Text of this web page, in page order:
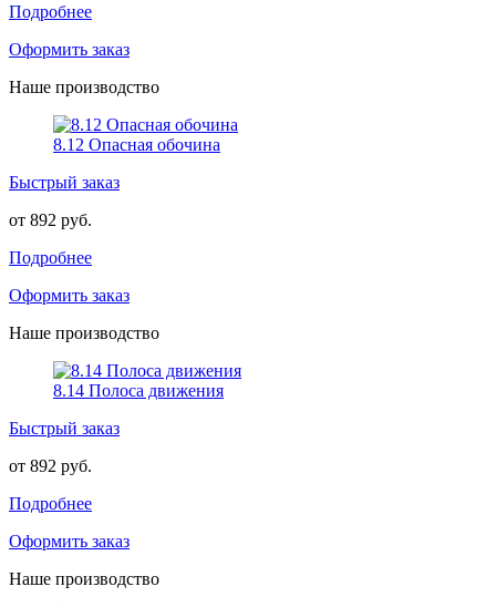
Подробнее
Оформить заказ
Наше производство
8.12 Опасная обочина
Быстрый заказ
от 892 руб.
Подробнее
Оформить заказ
Наше производство
8.14 Полоса движения
Быстрый заказ
от 892 руб.
Подробнее
Оформить заказ
Наше производство